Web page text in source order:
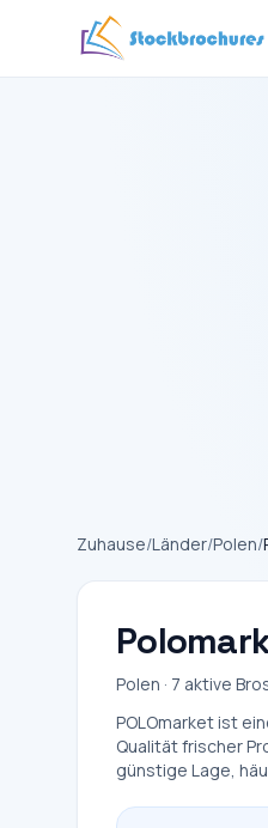
Zuhause/Länder/Polen/
Polen · 7 aktive
POLOmarket ist
Qualität frischer
günstige Lage,